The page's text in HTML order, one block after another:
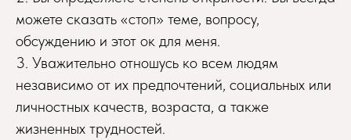
можете сказать «стоп» теме, вопросу,
обсуждению и этот ок для меня.
3. Уважительно отношусь ко всем людям
независимо от их предпочтений, социальных или
личностных качеств, возраста, а также
жизненных трудностей.